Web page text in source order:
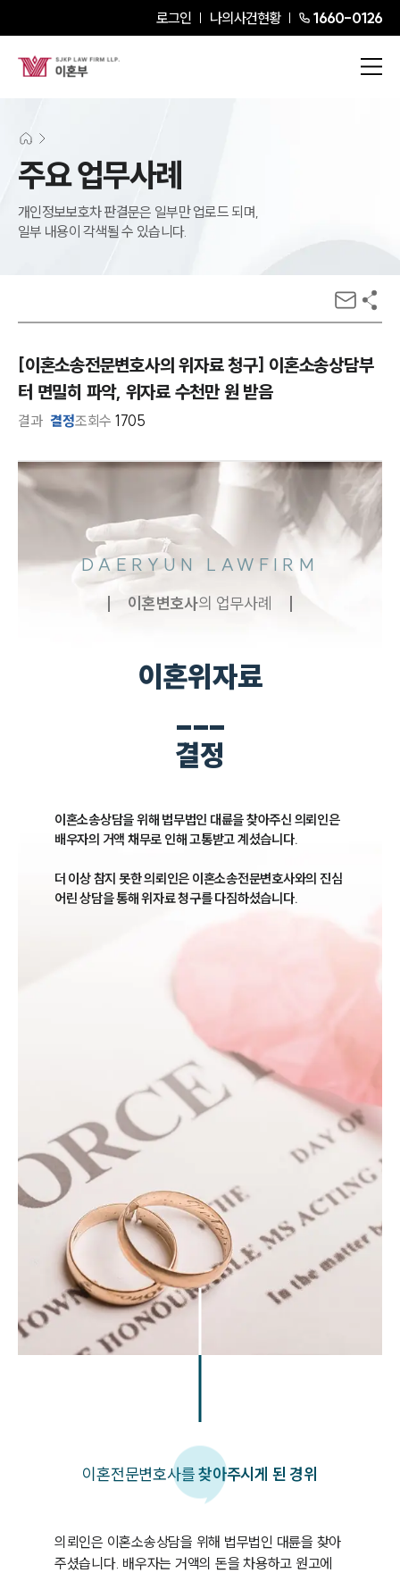
로그인 나의사건현황 1660-0126
주요 업무사례
개인정보보호차 판결문은 일부만 업로드 되며,
일부 내용이 각색될 수 있습니다.
[이혼소송전문변호사의 위자료 청구] 이혼소송상담부
터 면밀히 파악, 위자료 수천만 원 받음
결과 결정조회수 1705
DAERYUN LAWFIRM
이혼변호사의 업무사례
이혼위자료
___
결정
이혼소송상담을 위해 법무법인 대륜을 찾아주신 의뢰인은
배우자의 거액 채무로 인해 고통받고 계셨습니다.
더 이상 참지 못한 의뢰인은 이혼소송전문변호사와의 진심
어린 상담을 통해 위자료 청구를 다짐하셨습니다.
이혼전문변호사를찾아주시게 된 경위
의뢰인은 이혼소송상담을 위해 법무법인 대륜을 찾아
주셨습니다. 배우자는 거액의 돈을 차용하고 원고에